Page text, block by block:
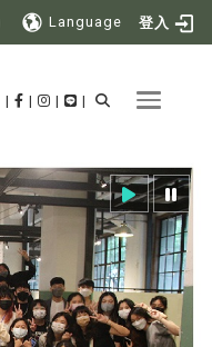
Language 登入
Toggle
| | | |